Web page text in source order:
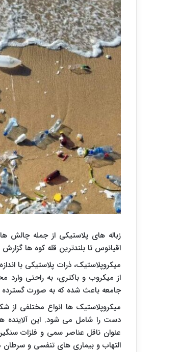
زباله های پلاستیکی از جمله
اقیانوس تا بلندترین قله کوه ها
میکروپلاستیک، ذرات پلاستیکی با
از میکروب و باکتری، به راحتی
جامعه باعث شده که به صورت
میکروپلاستیک ها انواع مختلفی از
دست را شامل می شود. این آلاینده
عنوان ناقل عناصر سمی و فلزات
التهاب و بیماری های تنفسی و